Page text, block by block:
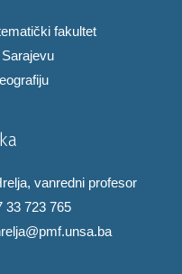
fakultet
vanredni profesor
33 723 765